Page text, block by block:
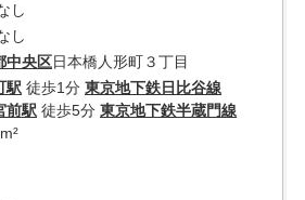
し
し
中央区日本橋人形町３丁目
駅 徒歩1分 東京地下鉄日比谷線
前駅 徒歩5分 東京地下鉄半蔵門線